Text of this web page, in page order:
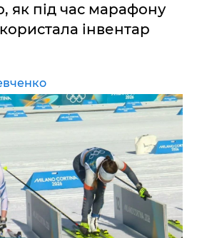
як під час марафону
інвентар